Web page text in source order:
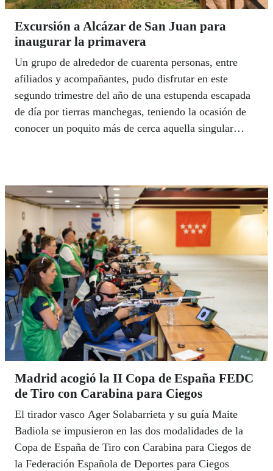
Excursión a Alcázar de San Juan para
inaugurar la primavera
Un grupo de alrededor de cuarenta personas, entre
afiliados y acompañantes, pudo disfrutar en este
segundo trimestre del año de una estupenda escapada
de día por tierras manchegas, teniendo la ocasión de
conocer un poquito más de cerca aquella singular
Madrid acogió la II Copa de España FEDC
de Tiro con Carabina para Ciegos
El tirador vasco Ager Solabarrieta y su guía Maite
Badiola se impusieron en las dos modalidades de la
Copa de España de Tiro con Carabina para Ciegos de
la Federación Española de Deportes para Ciegos